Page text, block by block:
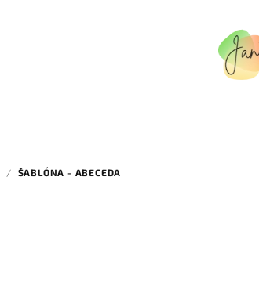
/ ŠABLÓNA - ABECEDA